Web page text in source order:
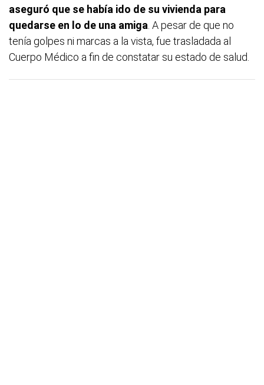
aseguró que se había ido de su vivienda para
quedarse en lo de una amiga . A pesar de que no
tenía golpes ni marcas a la vista, fue trasladada al
Cuerpo Médico a fin de constatar su estado de salud.